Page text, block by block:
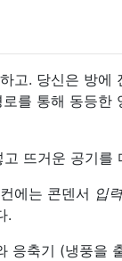
고. 당신은 방에
를 통해 동등한
뜨거운 공기를
에는 콘덴서 입력
.
응축기 (냉풍을